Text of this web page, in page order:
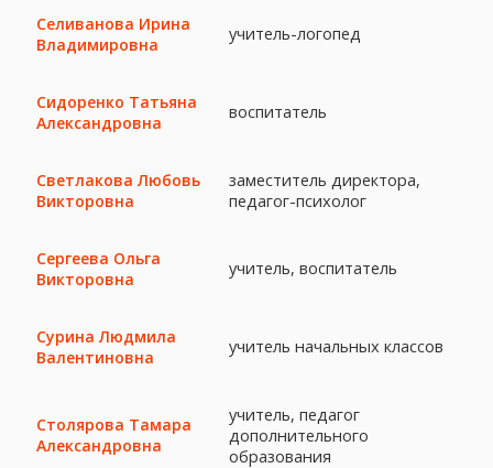
Селиванова Ирина
Владимировна
учитель-логопед
Сидоренко Татьяна
Александровна
воспитатель
Светлакова Любовь
Викторовна
заместитель директора,
педагог-психолог
Сергеева Ольга
Викторовна
учитель, воспитатель
Сурина Людмила
Валентиновна
учитель начальных классов
Столярова Тамара
Александровна
учитель, педагог
дополнительного
образования